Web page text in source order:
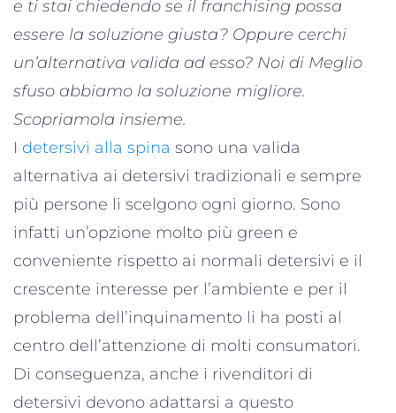
e ti stai chiedendo se il franchising possa
essere la soluzione giusta? Oppure cerchi
un’alternativa valida ad esso? Noi di Meglio
sfuso abbiamo la soluzione migliore.
Scopriamola insieme.
I detersivi alla spina sono una valida
alternativa ai detersivi tradizionali e sempre
più persone li scelgono ogni giorno. Sono
infatti un’opzione molto più green e
conveniente rispetto ai normali detersivi e il
crescente interesse per l’ambiente e per il
problema dell’inquinamento li ha posti al
centro dell’attenzione di molti consumatori.
Di conseguenza, anche i rivenditori di
detersivi devono adattarsi a questo